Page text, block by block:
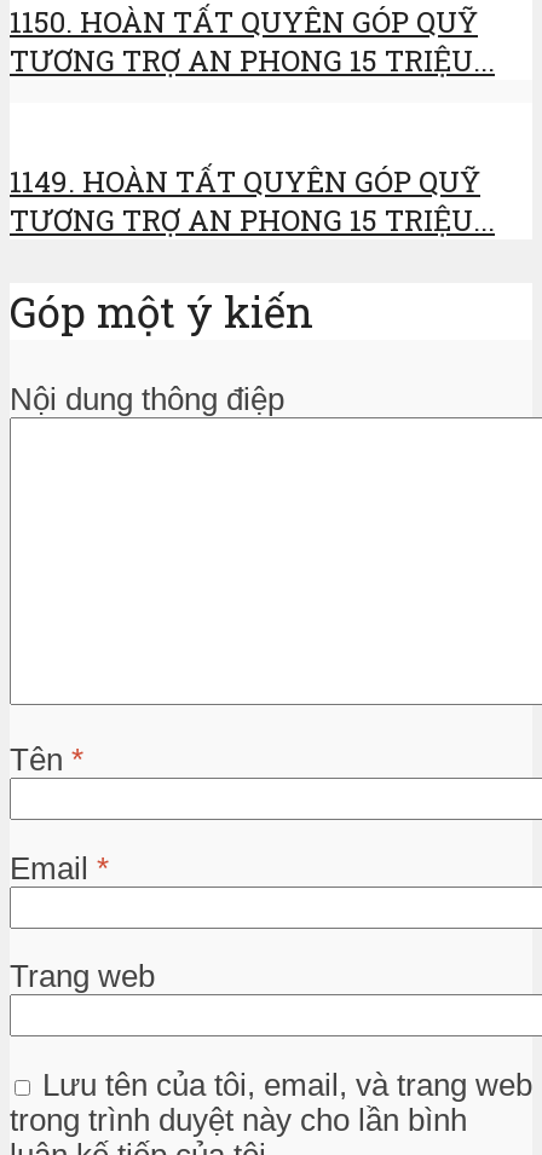
1150. HOÀN TẤT QUYÊN GÓP QUỸ
TƯƠNG TRỢ AN PHONG 15 TRIỆU...
1149. HOÀN TẤT QUYÊN GÓP QUỸ
TƯƠNG TRỢ AN PHONG 15 TRIỆU...
Góp một ý kiến
Nội dung thông điệp
Tên *
Email *
Trang web
Lưu tên của tôi, email, và trang web
trong trình duyệt này cho lần bình